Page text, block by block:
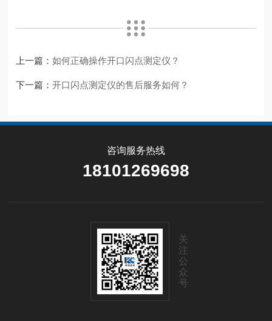
上一篇：如何正确操作开口闪点测定仪？
下一篇：开口闪点测定仪的售后服务如何？
咨询服务热线
18101269698
关
注
公
众
号